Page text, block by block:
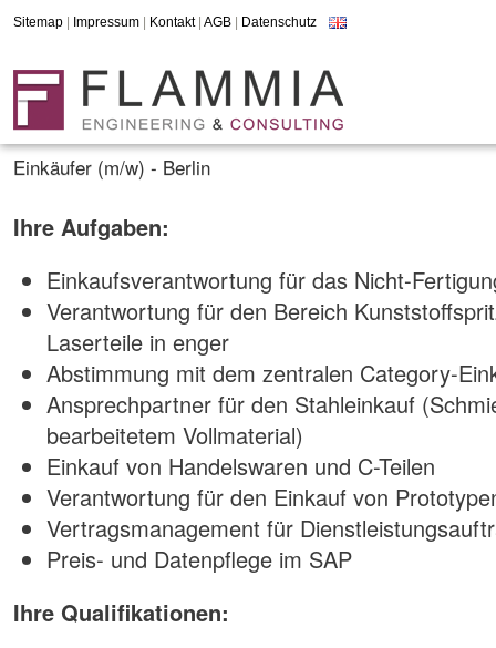
Sitemap Impressum Kontakt| AGB Datenschutz
Einkäufer (m/w) - Berlin
Ihre Aufgaben:
Einkaufsverantwortung für das Nicht-
Verantwortung für den Bereich
Laserteile in enger
Abstimmung mit dem zentralen Category-
Ansprechpartner für den Stahleinkauf
bearbeitetem Vollmaterial)
Einkauf von Handelswaren und C-Teilen
Verantwortung für den Einkauf von
Vertragsmanagement für
Preis- und Datenpflege im SAP
Ihre Qualifikationen: